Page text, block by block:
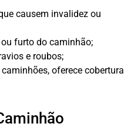
causem invalidez ou
furto do caminhão;
e roubos;
oferece cobertura